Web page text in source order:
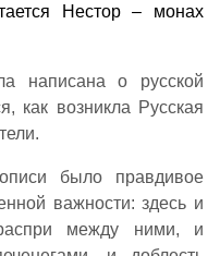
Нестор – монах
написана о русской
как возникла Русская
было правдивое
важности: здесь и
между ними, и